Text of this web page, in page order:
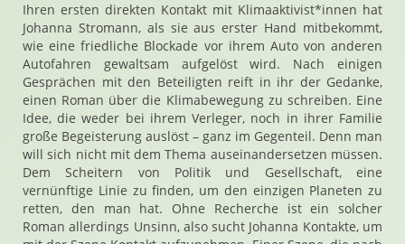
Ihren ersten direkten Kontakt mit Klimaaktivist*innen hat
Johanna Stromann, als sie aus erster Hand mitbekommt,
wie eine friedliche Blockade vor ihrem Auto von anderen
Autofahren gewaltsam aufgelöst wird. Nach einigen
Gesprächen mit den Beteiligten reift in ihr der Gedanke,
einen Roman über die Klimabewegung zu schreiben. Eine
Idee, die weder bei ihrem Verleger, noch in ihrer Familie
große Begeisterung auslöst – ganz im Gegenteil. Denn man
will sich nicht mit dem Thema auseinandersetzen müssen.
Dem Scheitern von Politik und Gesellschaft, eine
vernünftige Linie zu finden, um den einzigen Planeten zu
retten, den man hat. Ohne Recherche ist ein solcher
Roman allerdings Unsinn, also sucht Johanna Kontakte, um